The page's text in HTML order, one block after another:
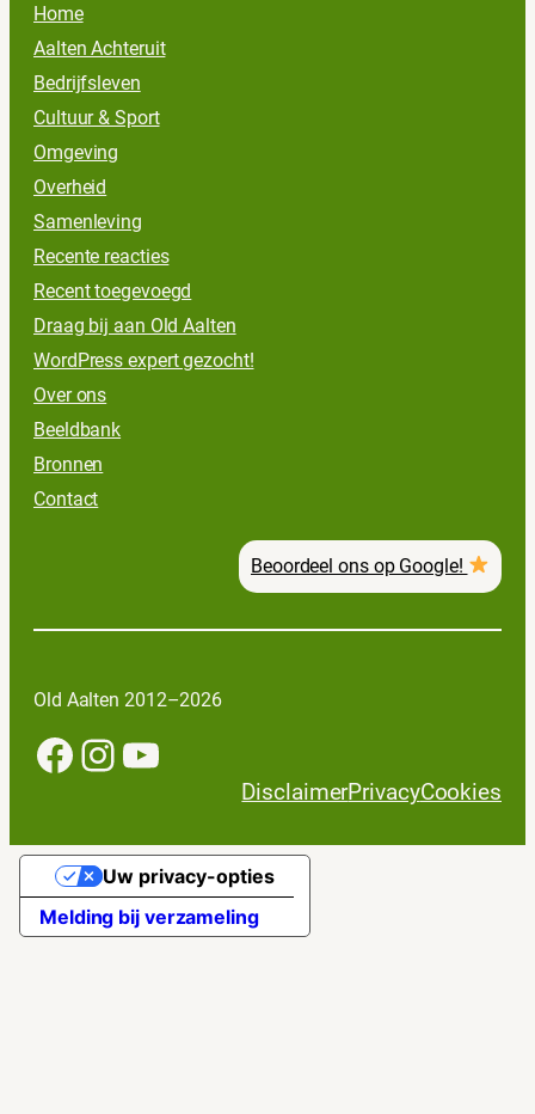
Home
Aalten Achteruit
Bedrijfsleven
Cultuur & Sport
Omgeving
Overheid
Samenleving
Recente reacties
Recent toegevoegd
Draag bij aan Old Aalten
WordPress expert gezocht!
Over ons
Beeldbank
Bronnen
Contact
Beoordeel ons op Google!
Old Aalten 2012–2026
Facebook InstagramYouTube
DisclaimerPrivacyCookies
Melding bij verzameling
Uw privacy-opties